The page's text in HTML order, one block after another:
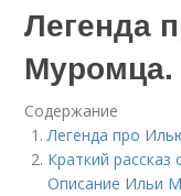
Легенда
Содержание
Легенда про
Краткий
Описание Ильи